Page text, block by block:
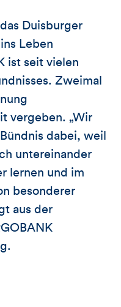
Duisburger
Leben
ist seit vielen
Zweimal
vergeben. „Wir
dabei, weil
untereinander
lernen und im
besonderer
aus der